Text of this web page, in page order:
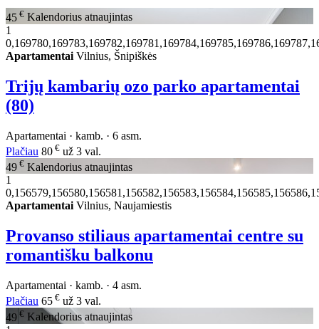
45 € Kalendorius atnaujintas
1
Apartamentai Vilnius, Šnipiškės
Trijų kambarių ozo parko apartamentai
(80)
Apartamentai · kamb. · 6 asm.
Plačiau 80 € už 3 val.
49 € Kalendorius atnaujintas
1
Apartamentai Vilnius, Naujamiestis
Provanso stiliaus apartamentai centre su
romantišku balkonu
Apartamentai · kamb. · 4 asm.
Plačiau 65 € už 3 val.
49 € Kalendorius atnaujintas